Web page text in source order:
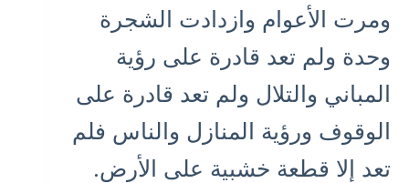
ومرت الأعوام وازدادت الشجرة
وحدة ولم تعد قادرة على رؤية
المباني والتلال ولم تعد قادرة على
الوقوف ورؤية المنازل والناس فلم
تعد إلا قطعة خشبية على الأرض.